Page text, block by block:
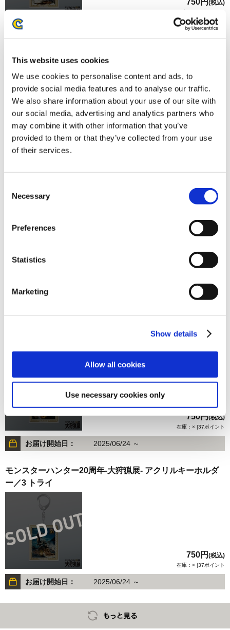
This website uses cookies
We use cookies to personalise content and ads, to
provide social media features and to analyse our traffic.
We also share information about your use of our site with
our social media, advertising and analytics partners who
may combine it with other information that you’ve
provided to them or that they’ve collected from your use
of their services.
Selection
Necessary
Preferences
Statistics
Marketing
Show details
Allow all cookies
Use necessary cookies only
750円 (税込)
モンスターハンター20周年-大狩猟展- アクリルキーホルダ
750円(税込)
モンスターハンター20周年-大狩猟展- アクリルキーホルダ
在庫：× |37ポイント
モンスターハンター20周年-大狩猟展- アクリルキーホルダ
750円(税込)
在庫：× |37ポイント
お届け開始日： 2025/06/24 ～
モンスターハンター20周年-大狩猟展- アクリルキーホルダ
ー／3 トライ
750円 (税込)
在庫：× |37ポイント
お届け開始日： 2025/06/24 ～